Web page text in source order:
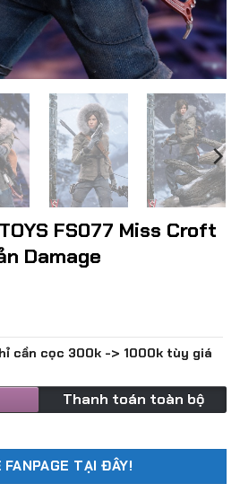
FS077 Miss Croft
Damage
cần cọc 300k -> 1000k tùy giá
Thanh toán toàn bộ
FANPAGE TẠI ĐÂY!